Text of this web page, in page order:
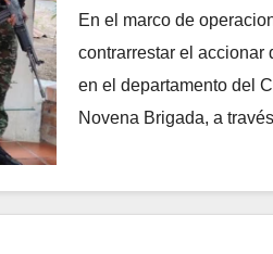
Jaime Martínez
Cauca
En el marco de
contrarrestar el accionar
en el departamento del
Novena Brigada, a